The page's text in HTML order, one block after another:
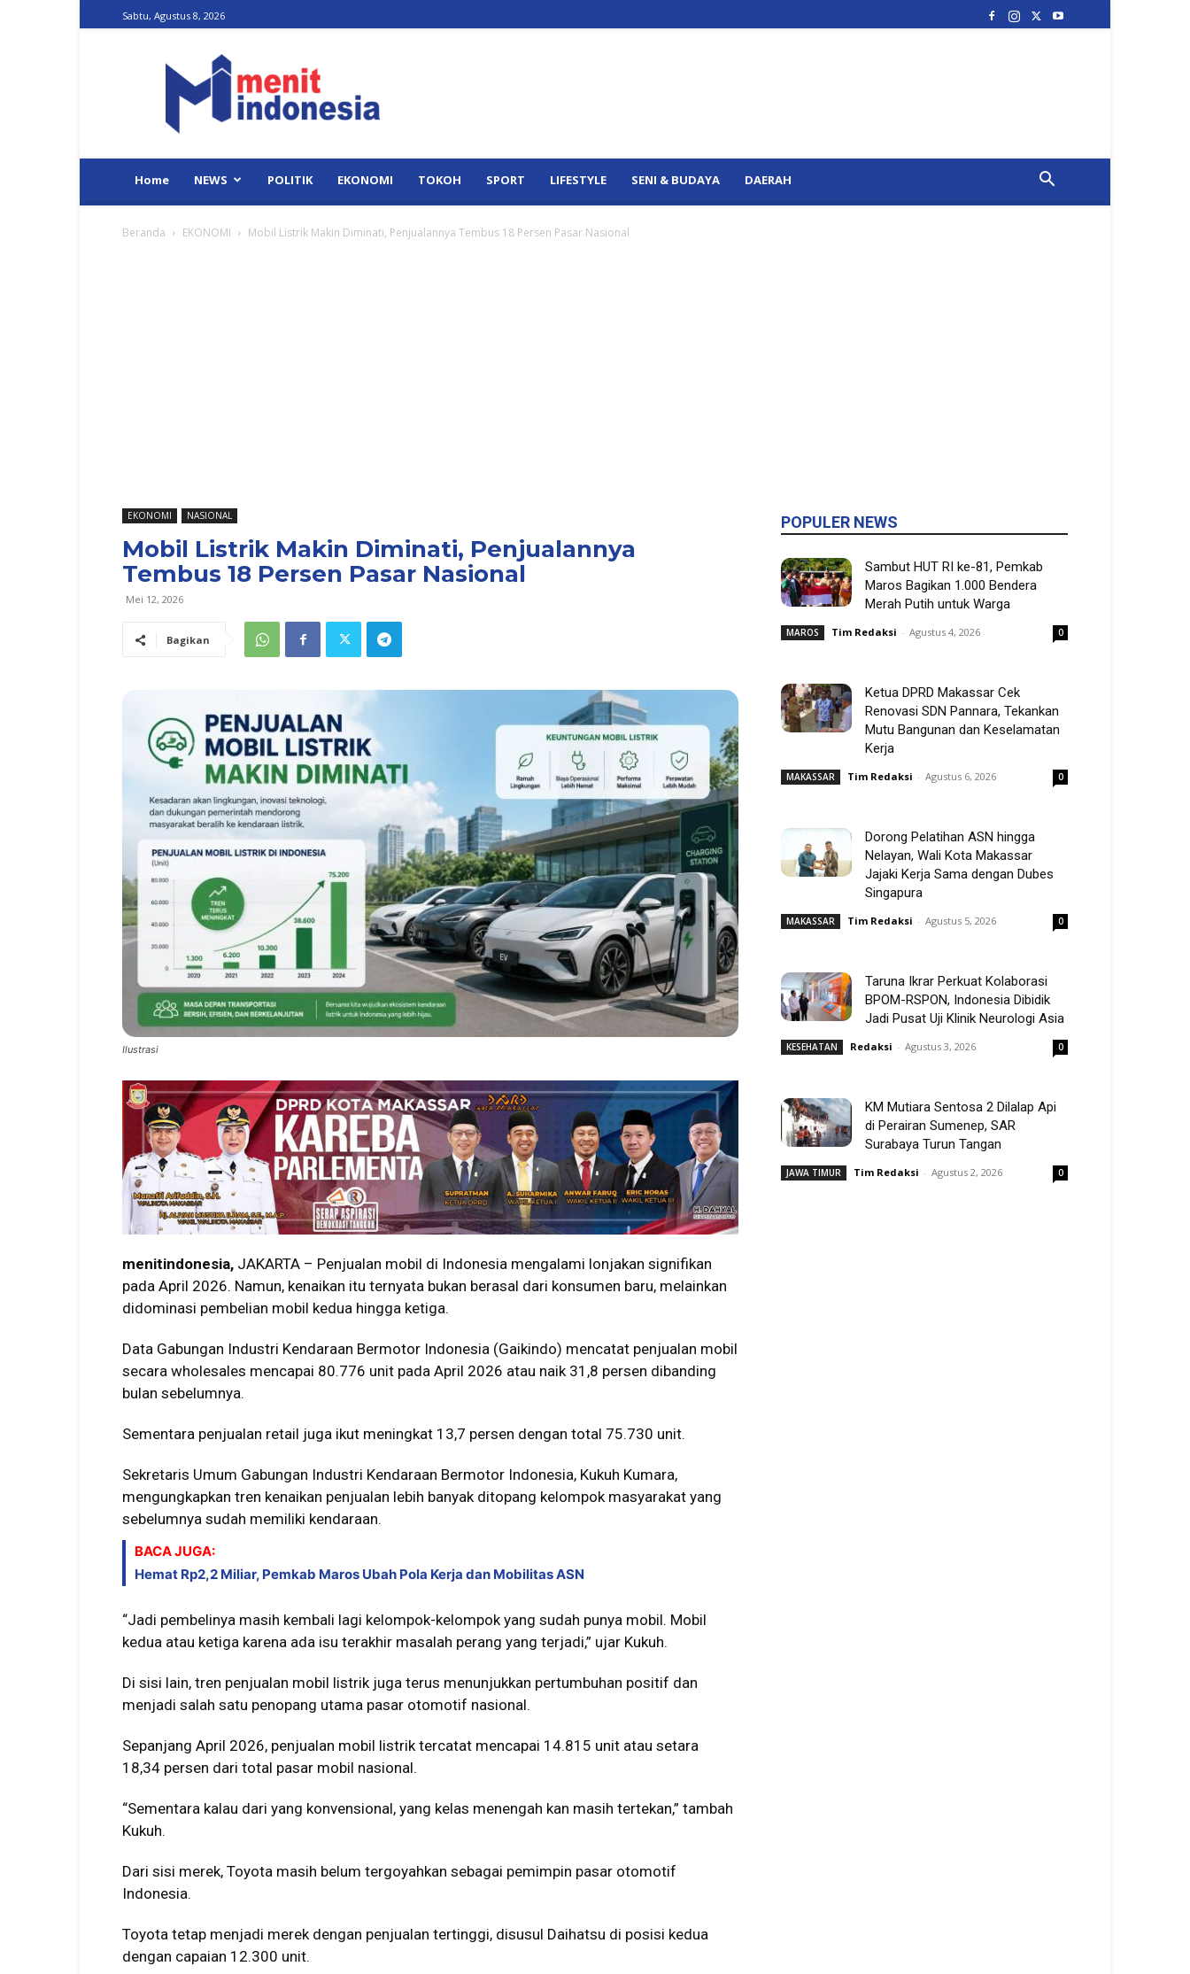
Sabtu, Agustus 8, 2026
Indonesia
Home NEWS POLITIK EKONOMI TOKOH SPORT LIFESTYLE SENI & BUDAYA DAERAH
Beranda EKONOMI Mobil Listrik Makin Diminati, Penjualannya Tembus 18 Persen Pasar Nasional
EKONOMI NASIONAL
Mobil Listrik Makin Diminati, Penjualannya
Tembus 18 Persen Pasar Nasional
Mei 12, 2026
Bagikan
Ilustrasi
menitindonesia, JAKARTA – Penjualan mobil di Indonesia mengalami lonjakan signifikan
pada April 2026. Namun, kenaikan itu ternyata bukan berasal dari konsumen baru, melainkan
didominasi pembelian mobil kedua hingga ketiga.
Data Gabungan Industri Kendaraan Bermotor Indonesia (Gaikindo) mencatat penjualan mobil
secara wholesales mencapai 80.776 unit pada April 2026 atau naik 31,8 persen dibanding
bulan sebelumnya.
Sementara penjualan retail juga ikut meningkat 13,7 persen dengan total 75.730 unit.
Sekretaris Umum Gabungan Industri Kendaraan Bermotor Indonesia, Kukuh Kumara,
mengungkapkan tren kenaikan penjualan lebih banyak ditopang kelompok masyarakat yang
sebelumnya sudah memiliki kendaraan.
BACA JUGA:
Hemat Rp2,2 Miliar, Pemkab Maros Ubah Pola Kerja dan Mobilitas ASN
“Jadi pembelinya masih kembali lagi kelompok-kelompok yang sudah punya mobil. Mobil
kedua atau ketiga karena ada isu terakhir masalah perang yang terjadi,” ujar Kukuh.
Di sisi lain, tren penjualan mobil listrik juga terus menunjukkan pertumbuhan positif dan
menjadi salah satu penopang utama pasar otomotif nasional.
Sepanjang April 2026, penjualan mobil listrik tercatat mencapai 14.815 unit atau setara
18,34 persen dari total pasar mobil nasional.
“Sementara kalau dari yang konvensional, yang kelas menengah kan masih tertekan,” tambah
Kukuh.
Dari sisi merek, Toyota masih belum tergoyahkan sebagai pemimpin pasar otomotif
Indonesia.
Toyota tetap menjadi merek dengan penjualan tertinggi, disusul Daihatsu di posisi kedua
dengan capaian 12.300 unit.
POPULER NEWS
Sambut HUT RI ke-81, Pemkab
Maros Bagikan 1.000 Bendera
Merah Putih untuk Warga
MAROS Tim Redaksi - Agustus 4, 2026 0
Ketua DPRD Makassar Cek
Renovasi SDN Pannara, Tekankan
Mutu Bangunan dan Keselamatan
Kerja
MAKASSAR Tim Redaksi - Agustus 6, 2026 0
Dorong Pelatihan ASN hingga
Nelayan, Wali Kota Makassar
Jajaki Kerja Sama dengan Dubes
Singapura
MAKASSAR Tim Redaksi - Agustus 5, 2026 0
Taruna Ikrar Perkuat Kolaborasi
BPOM-RSPON, Indonesia Dibidik
Jadi Pusat Uji Klinik Neurologi Asia
KESEHATAN Redaksi - Agustus 3, 2026 0
KM Mutiara Sentosa 2 Dilalap Api
di Perairan Sumenep, SAR
Surabaya Turun Tangan
JAWA TIMUR Tim Redaksi - Agustus 2, 2026 0